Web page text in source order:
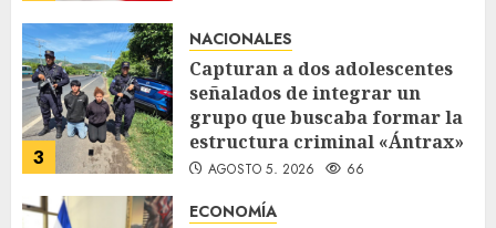
3
NACIONALES
Capturan a dos adolescentes
señalados de integrar un
grupo que buscaba formar la
estructura criminal «Ántrax»
AGOSTO 5, 2026 66
ECONOMÍA